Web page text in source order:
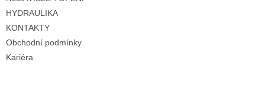
HYDRAULIKA
KONTAKTY
Obchodní podmínky
Kariéra